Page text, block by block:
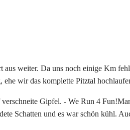
weiter. Da uns noch einige Km
wir das komplette Pitztal
Schatten und es war schön kühl.